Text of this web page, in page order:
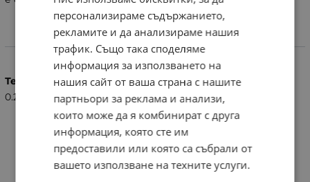
Характеристики
Тегло (кг.)
0.20
персонализираме съдържанието,
рекламите и да анализираме нашия
трафик. Също така споделяме
информация за използването на
нашия сайт от ваша страна с нашите
партньори за реклама и анализи,
които може да я комбинират с друга
информация, която сте им
предоставили или която са събрали от
вашето използване на техните услуги.